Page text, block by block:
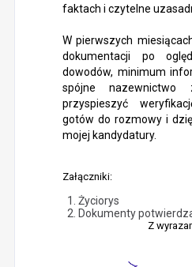
faktach i czytelne
W pierwszych
dokumentacji po
dowodów, minimum
spójne nazewnictwo
przyspieszyć
gotów do rozmowy i
mojej kandydatury.
Załączniki:
Życiorys
Dokumenty
Z